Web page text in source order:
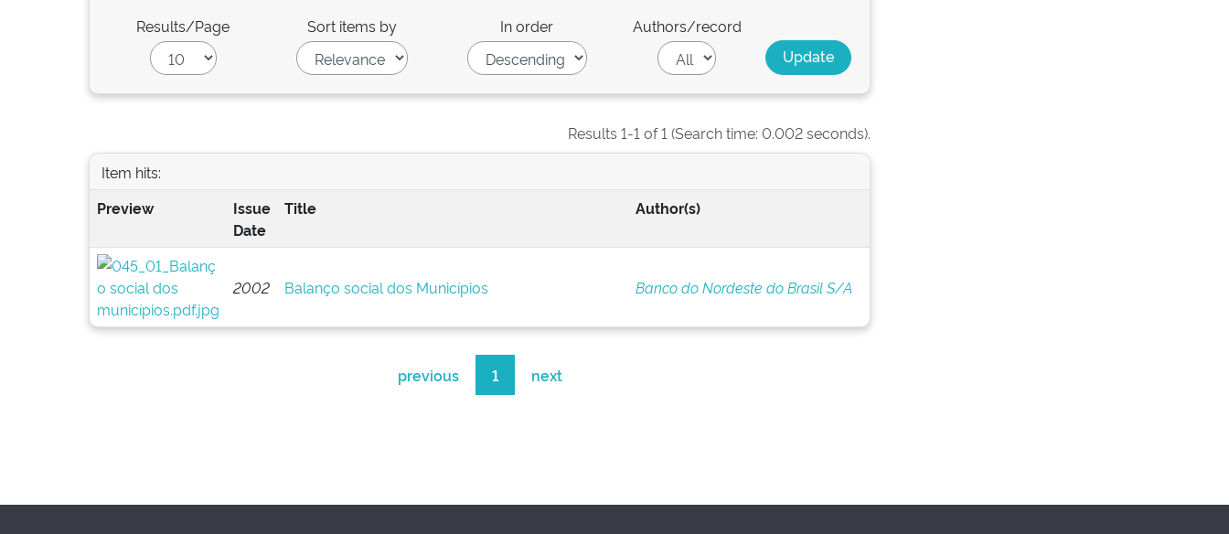
Results/Page Sort items by In order Authors/record
Results 1-1 of 1 (Search time: 0.002 seconds).
Item hits:
Preview
Issue
Date
Title Author(s)
2002 Balanço social dos Municípios Banco do Nordeste do Brasil S/A
previous 1 next